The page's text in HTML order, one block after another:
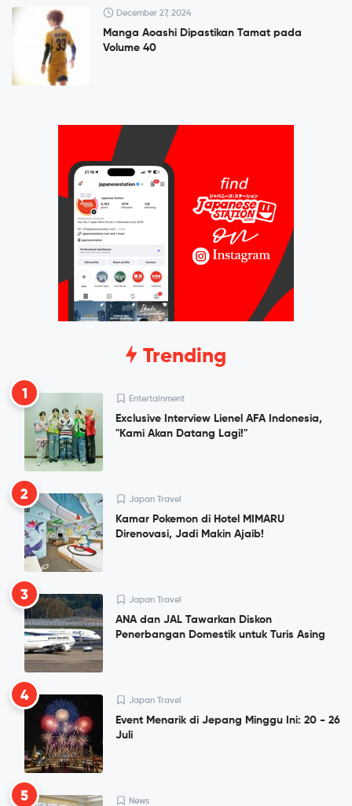
December 27, 2024
Manga Aoashi Dipastikan Tamat pada
Volume 40
Trending
1 Entertainment
Exclusive Interview Lienel AFA Indonesia,
"Kami Akan Datang Lagi!"
2 Japan Travel
Kamar Pokemon di Hotel MIMARU
Direnovasi, Jadi Makin Ajaib!
3 Japan Travel
ANA dan JAL Tawarkan Diskon
Penerbangan Domestik untuk Turis Asing
4 Japan Travel
Event Menarik di Jepang Minggu Ini: 20 - 26
Juli
5 News